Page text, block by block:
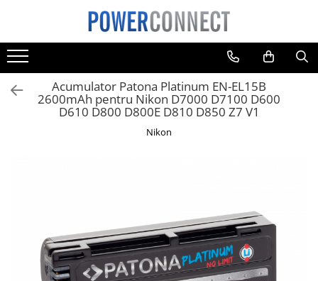
Toate Produsele
Sisteme filtrare apa
Sisteme filtrare apa
Diverse
Adaptoare
Acumulator Patona Platinum EN-EL15B
2600mAh pentru Nikon D7000 D7100 D600
D610 D800 D800E D810 D850 Z7 V1
Nikon